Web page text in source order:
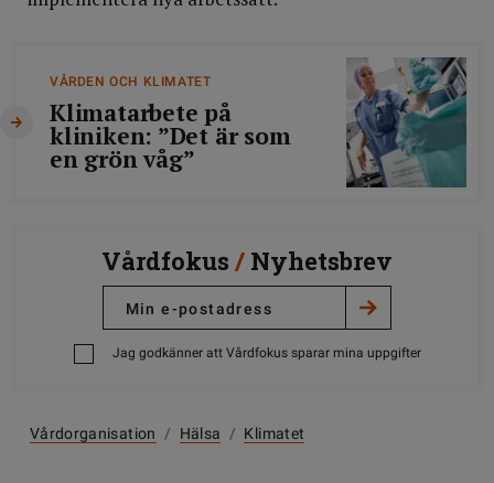
VÅRDEN OCH KLIMATET
Klimatarbete på
kliniken: ”Det är som
en grön våg”
Vårdfokus / Nyhetsbrev
Jag godkänner att Vårdfokus sparar mina uppgifter
Vårdorganisation / Hälsa / Klimatet